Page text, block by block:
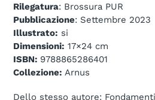
Rilegatura: Brossura PUR
Pubblicazione: Settembre 2023
Illustrato: si
Dimensioni: 17×24 cm
ISBN: 9788865286401
Collezione: Arnus
Dello stesso autore: